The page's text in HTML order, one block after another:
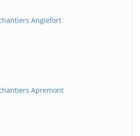
Anglefort
Apremont